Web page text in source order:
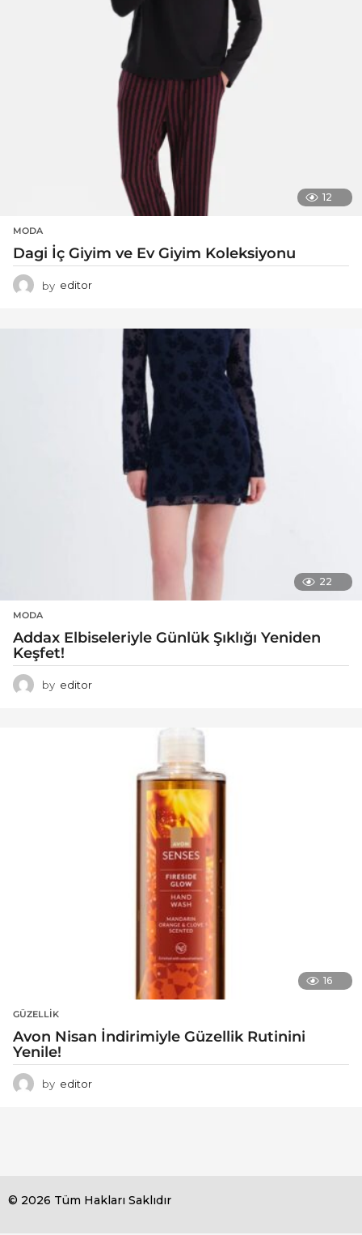
12
MODA
Dagi İç Giyim ve Ev Giyim Koleksiyonu
by editor
22
MODA
Addax Elbiseleriyle Günlük Şıklığı Yeniden
Keşfet!
by editor
16
GÜZELLIK
Avon Nisan İndirimiyle Güzellik Rutinini
Yenile!
by editor
© 2026 Tüm Hakları Saklıdır